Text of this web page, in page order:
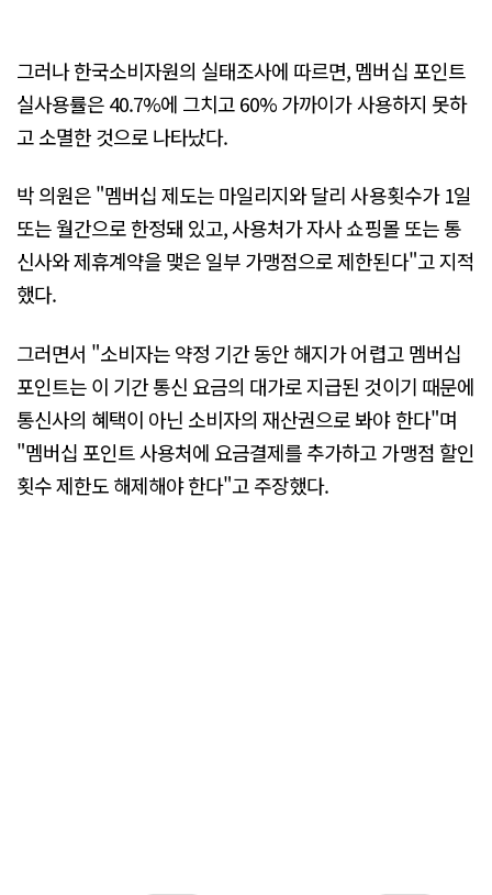
그러나 한국소비자원의 실태조사에 따르면, 멤버십 포인트
실사용률은 40.7%에 그치고 60% 가까이가 사용하지 못하
고 소멸한 것으로 나타났다.
박 의원은 "멤버십 제도는 마일리지와 달리 사용횟수가 1일
또는 월간으로 한정돼 있고, 사용처가 자사 쇼핑몰 또는 통
신사와 제휴계약을 맺은 일부 가맹점으로 제한된다"고 지적
했다.
그러면서 "소비자는 약정 기간 동안 해지가 어렵고 멤버십
포인트는 이 기간 통신 요금의 대가로 지급된 것이기 때문에
통신사의 혜택이 아닌 소비자의 재산권으로 봐야 한다"며
"멤버십 포인트 사용처에 요금결제를 추가하고 가맹점 할인
횟수 제한도 해제해야 한다"고 주장했다.